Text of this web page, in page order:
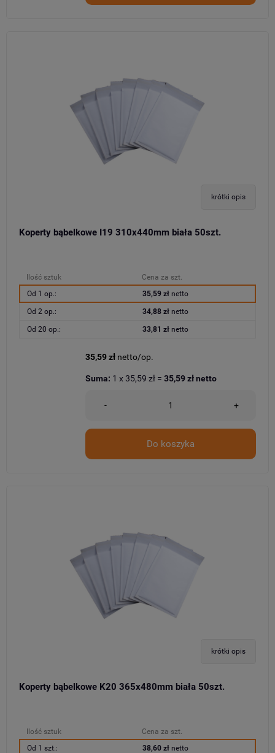
krótki opis
Koperty bąbelkowe I19 310x440mm biała 50szt.
Ilość sztuk
Cena za szt.
Od 1 op.:
35,59 złnetto
Od 2 op.: 34,88 złnetto
Od 20 op.: 33,81 złnetto
35,59 zł netto/op.
- +
Do koszyka
Suma: 1 x35,59 zł = 35,59 złnetto
krótki opis
Koperty bąbelkowe K20 365x480mm biała 50szt.
Ilość sztuk
Cena za szt.
Od 1 szt.:
38,60 złnetto